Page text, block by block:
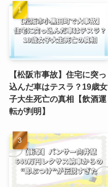
【松阪市事故】住宅に突っ
込んだ車はテスラ？19歳女
子大生死亡の真相【飲酒運
転が判明】